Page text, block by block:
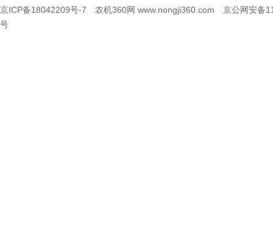
京ICP备18042209号-7 农机360网 www.nongji360.com 京公网安备
号